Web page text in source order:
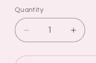
Quantity
Quantity
Decrease
quantity
for
for